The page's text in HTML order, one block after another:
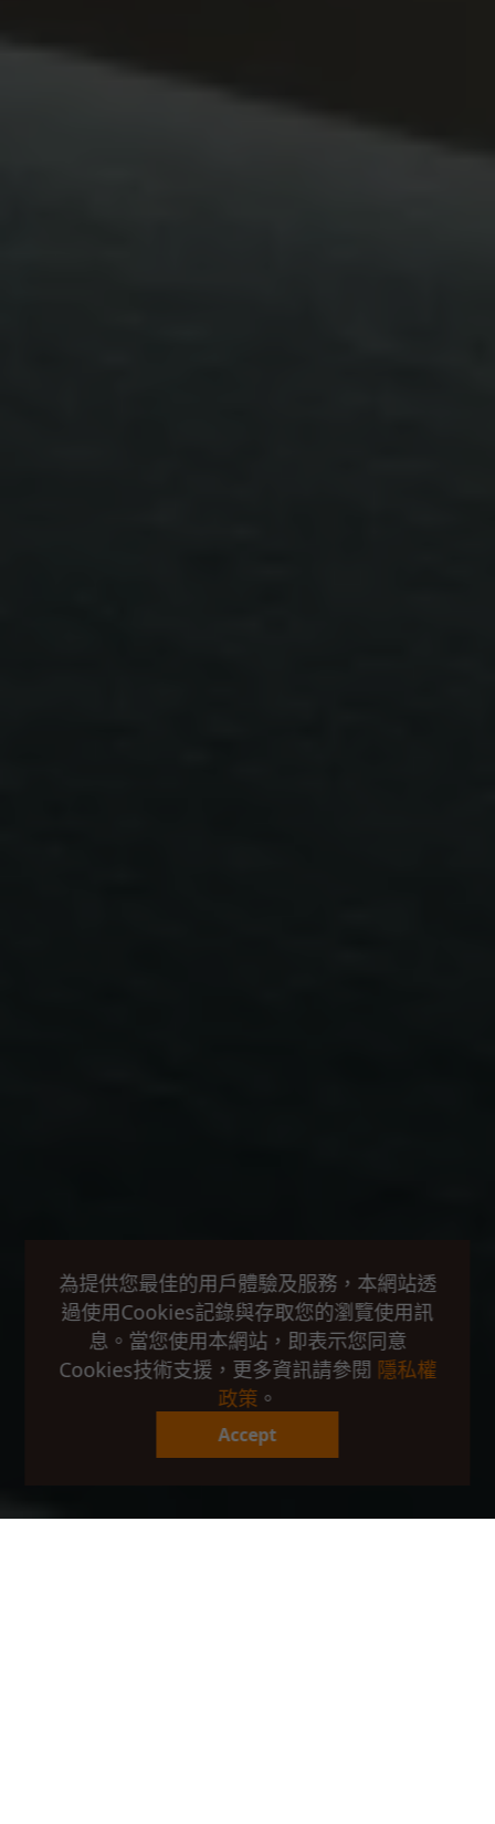
為提供您最佳的用戶體驗及服務，本網站透
過使用Cookies記錄與存取您的瀏覽使用訊
息。當您使用本網站，即表示您同意
Cookies技術支援，更多資訊請參閱 隱私權
政策 。
Accept